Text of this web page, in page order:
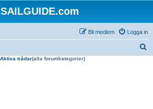
SAILGUIDE.com
Logga in
Bli medlem
trådar(alla forumkategorier)